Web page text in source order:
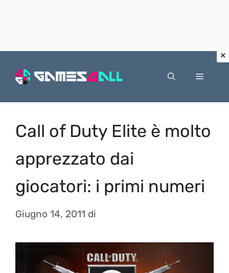
Menu
Call of Duty Elite è molto
apprezzato dai
giocatori: i primi numeri
Giugno 14, 2011 di